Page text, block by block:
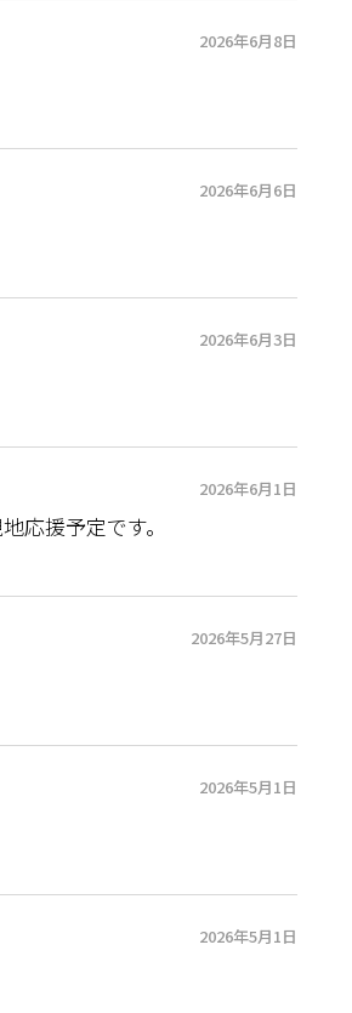
2026年6月8日
2026年6月6日
2026年6月3日
2026年6月1日
応援予定です。
2026年5月27日
2026年5月1日
2026年5月1日